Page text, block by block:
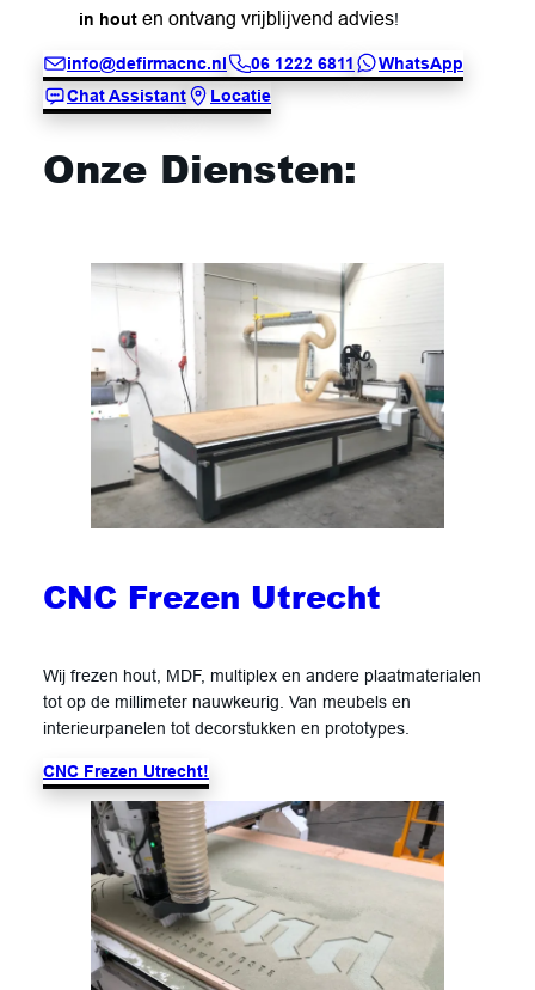
in hout en ontvang vrijblijvend advies!
info@defirmacnc.nl 06 1222 6811
WhatsApp
Chat Assistant
Locatie
Onze Diensten:
CNC Frezen Utrecht
Wij frezen hout, MDF, multiplex en andere plaatmaterialen
tot op de millimeter nauwkeurig. Van meubels en
interieurpanelen tot decorstukken en prototypes.
CNC Frezen Utrecht!